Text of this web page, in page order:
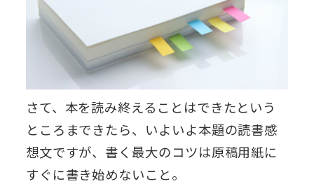
さて、本を読み終えることはできたという
ところまできたら、いよいよ本題の読書感
想文ですが、書く最大のコツは原稿用紙に
すぐに書き始めないこと。